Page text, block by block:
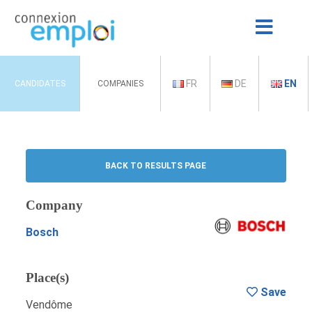
CANDIDATES COMPANIES FR DE EN
BACK TO RESULTS PAGE
Company
Bosch
Place(s)
Vendôme
Save